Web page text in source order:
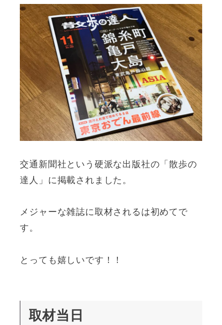
交通新聞社という硬派な出版社の「散歩の
達人」に掲載されました。
メジャーな雑誌に取材されるは初めてで
す。
とっても嬉しいです！！
取材当日